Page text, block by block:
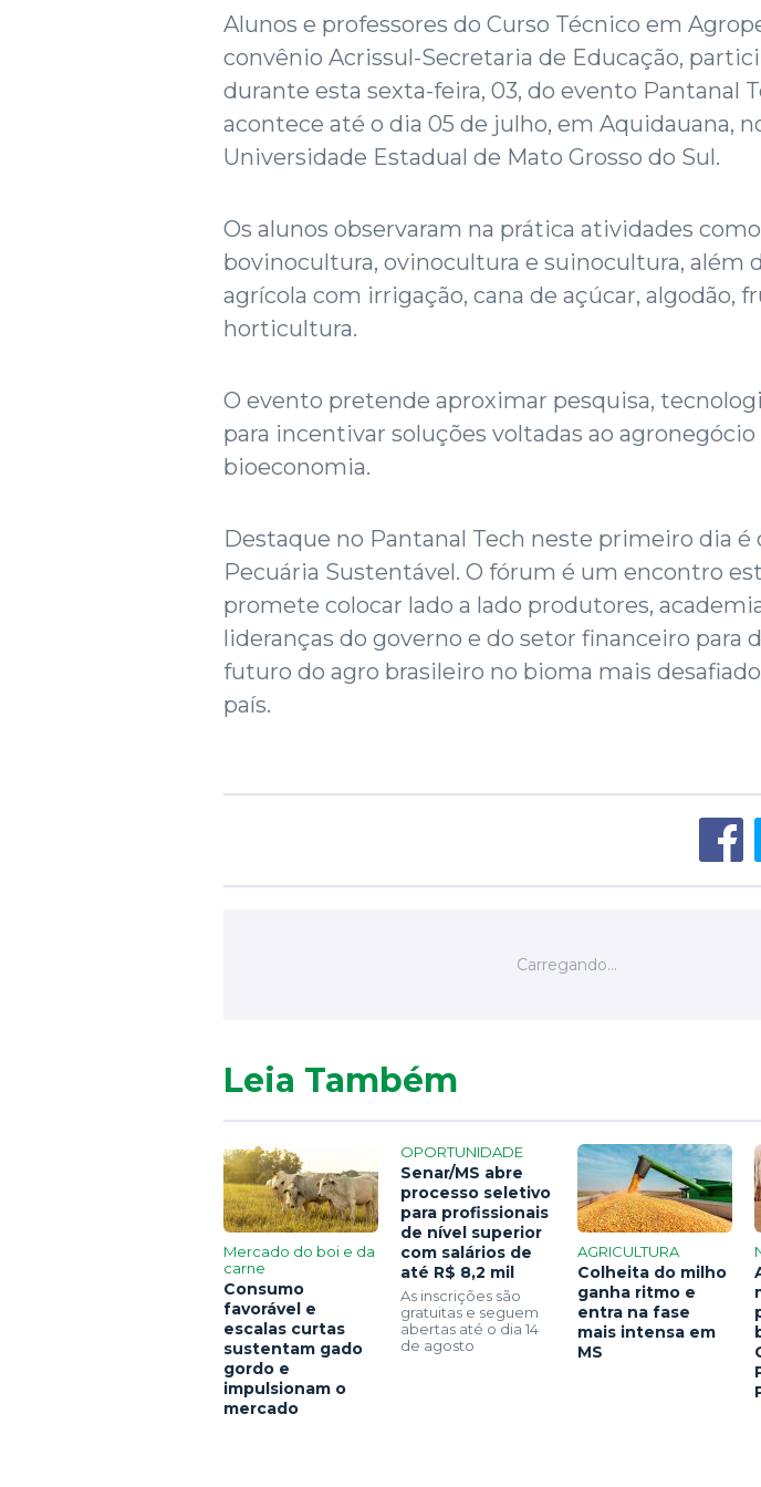
Alunos e professores do Curso Técnico em
convênio Acrissul-Secretaria de Educação,
durante esta sexta-feira, 03, do evento Pantanal
acontece até o dia 05 de julho, em Aquidauana,
Universidade Estadual de Mato Grosso do Sul.
Os alunos observaram na prática atividades
bovinocultura, ovinocultura e suinocultura, além
agrícola com irrigação, cana de açúcar, algodão,
horticultura.
O evento pretende aproximar pesquisa,
para incentivar soluções voltadas ao agronegócio
bioeconomia.
Destaque no Pantanal Tech neste primeiro dia é
Pecuária Sustentável. O fórum é um encontro
promete colocar lado a lado produtores,
lideranças do governo e do setor financeiro para
futuro do agro brasileiro no bioma mais
país.
Leia Também
Mercado do boi e da
carne
Consumo
favorável e
escalas curtas
sustentam gado
gordo e
impulsionam o
mercado
OPORTUNIDADE
Senar/MS abre
processo seletivo
para profissionais
de nível superior
com salários de
até R$ 8,2 mil
As inscrições são
gratuitas e seguem
abertas até o dia 14
de agosto
AGRICULTURA
Colheita do milho
ganha ritmo e
entra na fase
mais intensa em
MS